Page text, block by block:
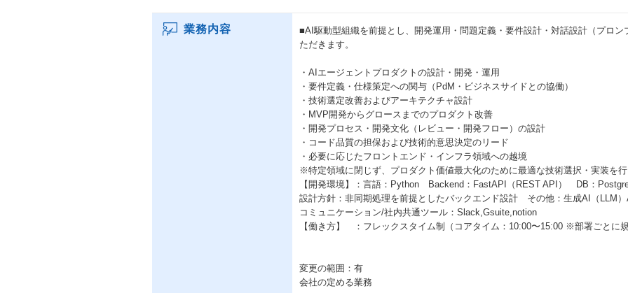
業務内容
■AI駆動型組織を前提とし、開発運用・問題定義・要件設計・対話設計（プロ
ただきます。
・AIエージェントプロダクトの設計・開発・運用
・要件定義・仕様策定への関与（PdM・ビジネスサイドとの協働）
・技術選定改善およびアーキテクチャ設計
・MVP開発からグロースまでのプロダクト改善
・開発プロセス・開発文化（レビュー・開発フロー）の設計
・コード品質の担保および技術的意思決定のリード
・必要に応じたフロントエンド・インフラ領域への越境
※特定領域に閉じず、プロダクト価値最大化のために最適な技術選択・実装を
【開発環境】：言語：Python Backend：FastAPI（REST API） DB：
設計方針：非同期処理を前提としたバックエンド設計 その他：生成AI（LLM
コミュニケーション/社内共通ツール：Slack,Gsuite,notion
【働き方】 ：フレックスタイム制（コアタイム：10:00〜15:00 ※部署ごとに
変更の範囲：有
会社の定める業務